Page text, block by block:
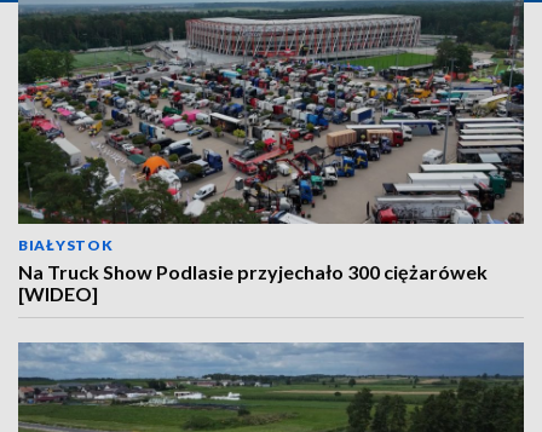
BIAŁYSTOK
Na Truck Show Podlasie przyjechało 300 ciężarówek
[WIDEO]